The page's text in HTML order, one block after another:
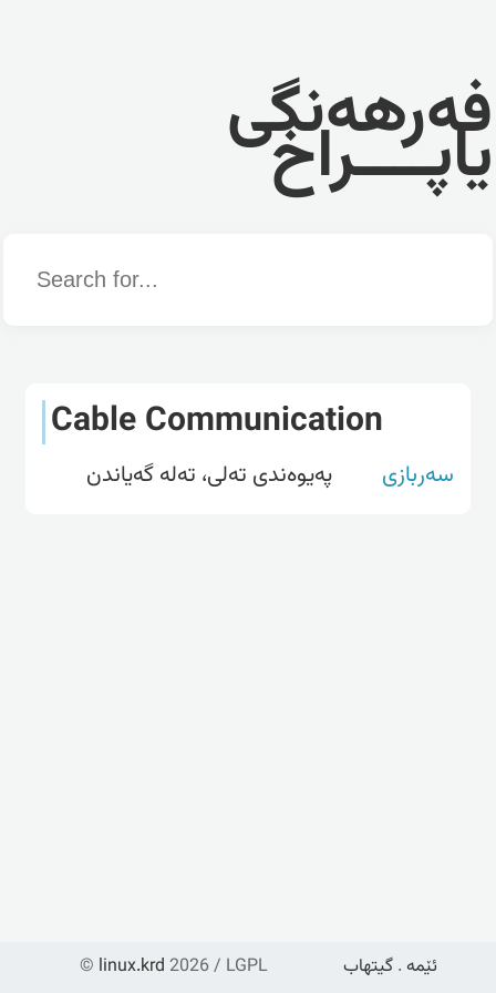
فەرهەنگی
یاپــــراخ
Word
Cable Communication
سەربازی پەیوەندی تەلی، تەلە گەیاندن
© linux.krd 2026 / LGPL ئێمە . گیتهاب